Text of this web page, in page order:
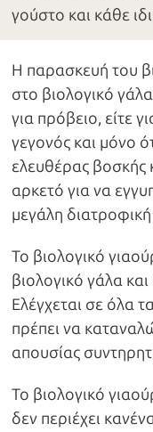
γούστο και κάθε
Η παρασκευή του
στο βιολογικό
για πρόβειο, είτε
γεγονός και μόνο
ελευθέρας βοσκής
αρκετό για να
μεγάλη
Το βιολογικό
βιολογικό γάλα
Ελέγχεται σε όλα
πρέπει να
απουσίας
Το βιολογικό
δεν περιέχει